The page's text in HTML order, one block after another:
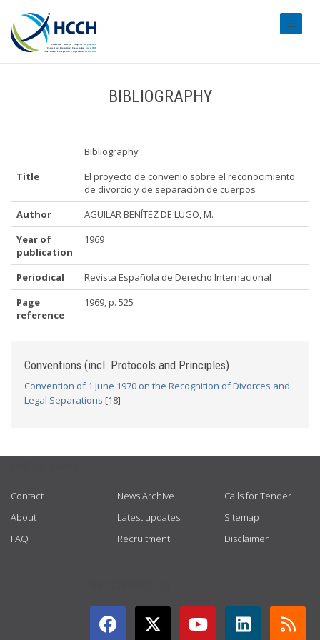
BIBLIOGRAPHY
Bibliography
Title
El proyecto de convenio sobre el reconocimiento
de divorcio y de separación de cuerpos
Author
AGUILAR BENÍTEZ DE LUGO, M.
Year of
publication
1969
Periodical
Revista Española de Derecho Internacional
Page
reference
1969, p. 525
Conventions (incl. Protocols and Principles)
Convention of 1 June 1970 on the Recognition of Divorces and
Legal Separations [18]
Contact
About
FAQ
News Archive
Latest updates
Recruitment
Calls for Tender
Sitemap
Disclaimer